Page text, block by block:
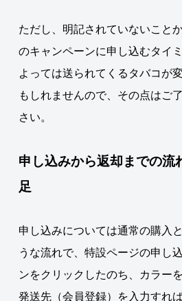
ただし、明記されていないこと
のキャンペーンに申し込むタイ
よっては送られてくるタバコが
もしれませんので、その点はご
さい。
申し込みから返却までの流
足
申し込みについては通常の購入
うな流れで、特設ページの申し
ンをクリックしたのち、カラー
発送先（会員登録）を入力すれば